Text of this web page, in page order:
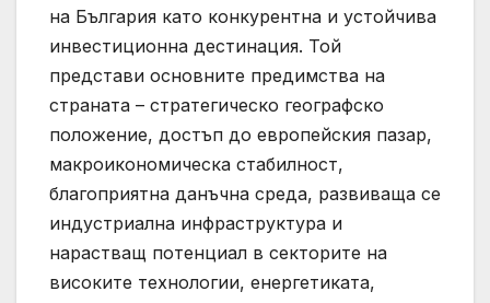
на България като конкурентна и устойчива
инвестиционна дестинация. Той
представи основните предимства на
страната – стратегическо географско
положение, достъп до европейския пазар,
макроикономическа стабилност,
благоприятна данъчна среда, развиваща се
индустриална инфраструктура и
нарастващ потенциал в секторите на
високите технологии, енергетиката,